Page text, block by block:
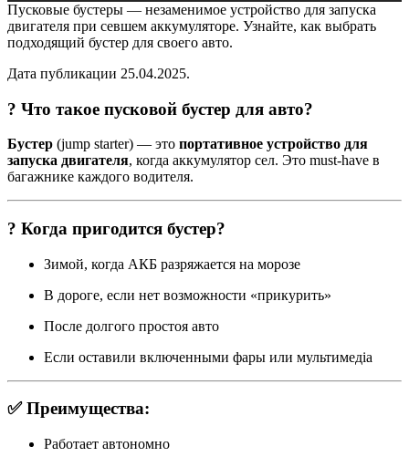
Пусковые бустеры — незаменимое устройство для запуска
двигателя при севшем аккумуляторе. Узнайте, как выбрать
подходящий бустер для своего авто.
Дата публикации 25.04.2025.
? Что такое пусковой бустер для авто?
Бустер (jump starter) — это портативное устройство для
запуска двигателя, когда аккумулятор сел. Это must-have в
багажнике каждого водителя.
? Когда пригодится бустер?
Зимой, когда АКБ разряжается на морозе
В дороге, если нет возможности «прикурить»
После долгого простоя авто
Если оставили включенными фары или мультимедіа
✅Преимущества:
Работает автономно